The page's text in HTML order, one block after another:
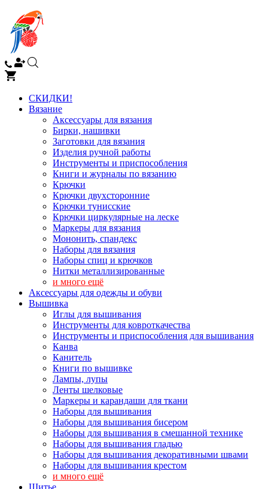
СКИДКИ!
Вязание
Аксессуары для вязания
Бирки, нашивки
Заготовки для вязания
Изделия ручной работы
Инструменты и приспособления
Книги и журналы по вязанию
Крючки
Крючки двухсторонние
Крючки тунисские
Крючки циркулярные на леске
Маркеры для вязания
Мононить, спандекс
Наборы для вязания
Наборы спиц и крючков
Нитки металлизированные
и много ещё
Аксессуары для одежды и обуви
Вышивка
Иглы для вышивания
Инструменты для ковроткачества
Инструменты и приспособления для вышивания
Канва
Канитель
Книги по вышивке
Лампы, лупы
Ленты шелковые
Маркеры и карандаши для ткани
Наборы для вышивания
Наборы для вышивания бисером
Наборы для вышивания в смешанной технике
Наборы для вышивания гладью
Наборы для вышивания декоративными швами
Наборы для вышивания крестом
и много ещё
Шитье